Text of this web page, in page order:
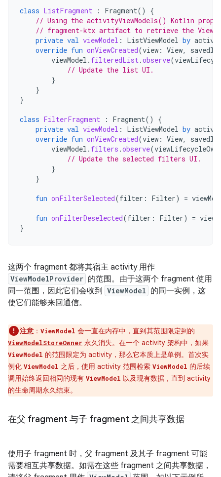
class ListFragment : Fragment()
{
// Using the activityViewModels() Kotlin
// fragment-ktx artifact to retrieve the
private val viewModel : ListViewModel by
override fun onViewCreated(view : View,
viewModel . filteredList.observe(
// Update the list UI.
}
}
}
class FilterFragment : Fragment()
{
private val viewModel : ListViewModel by
override fun onViewCreated(view : View,
viewModel . filters .observe(
// Update the selected filters UI.
}
}
fun onFilterSelected(filter : Filter) =
fun onFilterDeselected(filter : Filter) =
}
这两个 fragment 都将其宿主 activity 用作
ViewModelProvider 的范围。由于这两个 fragment 使用
同一范围，因此它们会收到 ViewModel 的同一实例，这
使它们能够来回通信。
注意 ： ViewModel 会一直在内存中，直到其范围限定到的
ViewModelStoreOwner 永久消失。在一个 activity 架构中，如果
ViewModel 的范围限定为 activity，那么它本质上是单例。首次实
例化 ViewModel 之后，使用 activity 范围检索 ViewModel 的后续
调用始终返回相同的现有 ViewModel 以及现有数据，直到 activity
的生命周期永久结束。
在父 fragment 与子 fragment 之间共享数据
使用子 fragment 时，父 fragment 及其子 fragment 可能
需要相互共享数据。如需在这些 fragment 之间共享数据，